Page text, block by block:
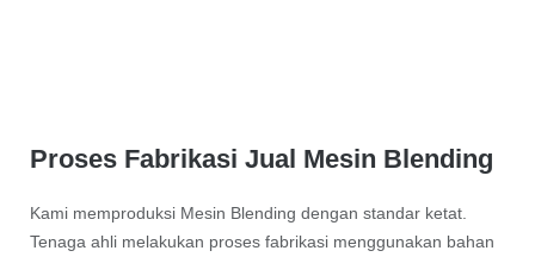
Proses Fabrikasi Jual Mesin Blending
Kami memproduksi Mesin Blending dengan standar ketat.
Tenaga ahli melakukan proses fabrikasi menggunakan bahan